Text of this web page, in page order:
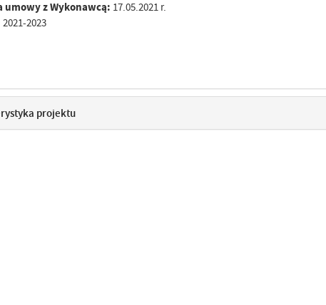
umowy z Wykonawcą: 17.05.2021 r.
2021-2023
projektu